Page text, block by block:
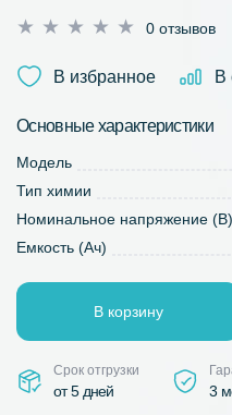
Оценка
из
0 отзывов
В избранное В
Основные характеристики
Модель
Тип химии
Номинальное напряжение (В)
Емкость (Ач)
В корзину
Срок отгрузки
от 5 дней 3